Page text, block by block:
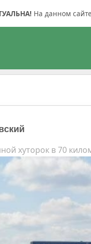
На данном
хуторок в 70